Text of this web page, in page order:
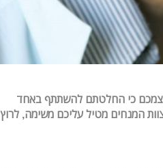
לעצמכם כי החלטתם להשתתף באחד
המנחים מטיל עליכם משימה, לרוץ